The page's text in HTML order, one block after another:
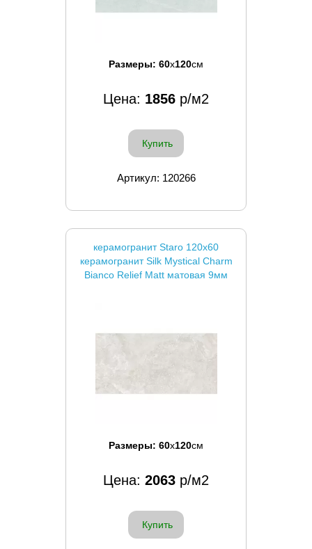
Размеры: 60x120см
Цена: 1856 р/м2
Купить
Артикул: 120266
керамогранит Staro 120x60
керамогранит Silk Mystical Charm
Bianco Relief Matt матовая 9мм
Размеры: 60x120см
Цена: 2063 р/м2
Купить